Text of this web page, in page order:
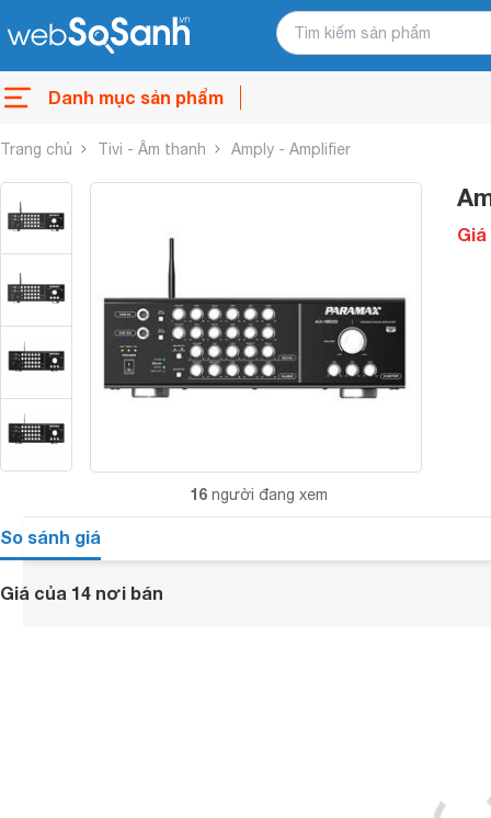
Danh mục sản phẩm
Trang chủ Tivi - Âm thanh Amply - Amplifier
16 người đang xem
Giá
So sánh giá
Giá của 14 nơi bán